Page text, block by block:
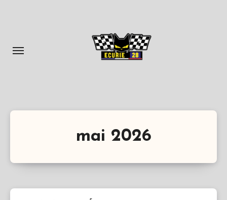
principal
mai 2026